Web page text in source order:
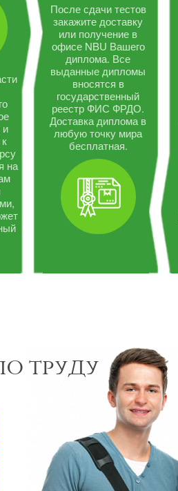
и
на
После сдачи тестов
закажите доставку
или получение в
офисе NBU Вашего
диплома. Все
выданные дипломы
вносятся в
государственный
реестр ФИС ФРДО.
Доставка диплома в
любую точку мира
бесплатная.
труду